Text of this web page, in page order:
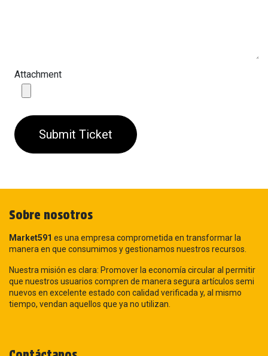
Attachment
Submit Ticket
Sobre nosotros
Market591 es una empresa comprometida en transformar la
manera en que consumimos y gestionamos nuestros recursos.
Nuestra misión es clara: Promover la economía circular al permitir
que nuestros usuarios compren de manera segura artículos semi
nuevos en excelente estado con calidad verificada y, al mismo
tiempo, vendan aquellos que ya no utilizan.